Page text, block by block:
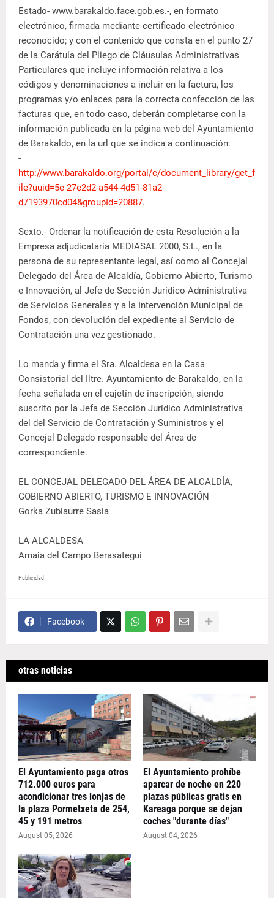
Estado- www.barakaldo.face.gob.es.-, en formato
electrónico, firmada mediante certificado electrónico
reconocido; y con el contenido que consta en el punto 27
de la Carátula del Pliego de Cláusulas Administrativas
Particulares que incluye información relativa a los
códigos y denominaciones a incluir en la factura, los
programas y/o enlaces para la correcta confección de las
facturas que, en todo caso, deberán completarse con la
información publicada en la página web del Ayuntamiento
de Barakaldo, en la url que se indica a continuación:
-
http://www.barakaldo.org/portal/c/document_library/get_f
ile?uuid=5e 27e2d2-a544-4d51-81a2-
d7193970cd04&groupId=20887.
Sexto.- Ordenar la notificación de esta Resolución a la
Empresa adjudicataria MEDIASAL 2000, S.L., en la
persona de su representante legal, así como al Concejal
Delegado del Área de Alcaldía, Gobierno Abierto, Turismo
e Innovación, al Jefe de Sección Jurídico-Administrativa
de Servicios Generales y a la Intervención Municipal de
Fondos, con devolución del expediente al Servicio de
Contratación una vez gestionado.
Lo manda y firma el Sra. Alcaldesa en la Casa
Consistorial del Iltre. Ayuntamiento de Barakaldo, en la
fecha señalada en el cajetín de inscripción, siendo
suscrito por la Jefa de Sección Jurídico Administrativa
del del Servicio de Contratación y Suministros y el
Concejal Delegado responsable del Área de
correspondiente.
EL CONCEJAL DELEGADO DEL ÁREA DE ALCALDÍA,
GOBIERNO ABIERTO, TURISMO E INNOVACIÓN
Gorka Zubiaurre Sasia
LA ALCALDESA
Amaia del Campo Berasategui
Publicidad
Facebook
otras noticias
El Ayuntamiento paga otros
712.000 euros para
acondicionar tres lonjas de
la plaza Pormetxeta de 254,
45 y 191 metros
August 05, 2026
El Ayuntamiento prohíbe
aparcar de noche en 220
plazas públicas gratis en
Kareaga porque se dejan
coches "durante días"
August 04, 2026